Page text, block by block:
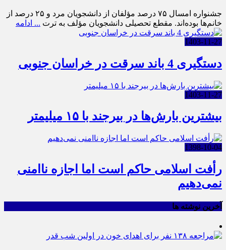
جشنواره امسال ۷۵ درصد مؤلفان از دانشجویان مرد و ۲۵ درصد از
خانم‌ها بوده‌اند. مقطع تحصیلی دانشجویان مؤلف به ترت ... ادامه
1403-11-27
دستگیری 4 باند سرقت در خراسان جنوبی
1403-11-27
بیشترین بارش‌ها در بیرجند با ۱۵ میلیمتر
1398-10-04
رأفت اسلامی حاکم است اما اجازه ناامنی
نمی‌دهیم
آخرین نوشته ها